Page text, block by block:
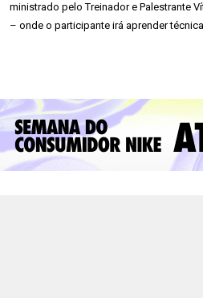
ministrado pelo Treinador e Palestrante
– onde o participante irá aprender